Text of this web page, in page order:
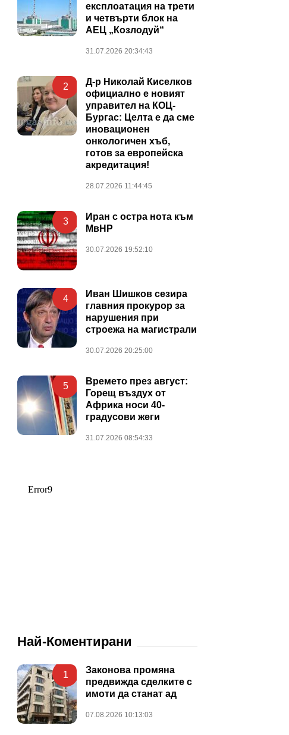
експлоатация на трети
и четвърти блок на
АЕЦ „Козлодуй“
31.07.2026 20:34:43
2
Д-р Николай Киселков
официално е новият
управител на КОЦ-
Бургас: Целта е да сме
иновационен
онкологичен хъб,
готов за европейска
акредитация!
28.07.2026 11:44:45
3
Иран с остра нота към
МвНР
30.07.2026 19:52:10
4
Иван Шишков сезира
главния прокурор за
нарушения при
строежа на магистрали
30.07.2026 20:25:00
5
Времето през август:
Горещ въздух от
Африка носи 40-
градусови жеги
31.07.2026 08:54:33
Най-Коментирани
1
Законова промяна
предвижда сделките с
имоти да станат ад
07.08.2026 10:13:03